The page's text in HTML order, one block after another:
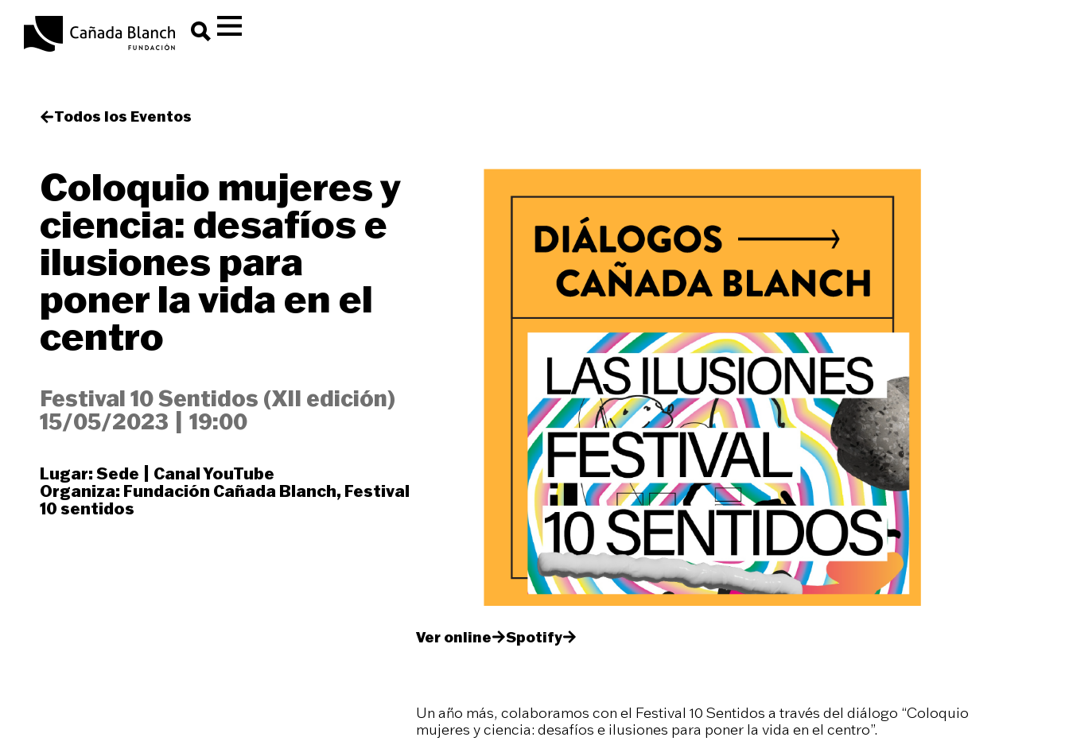
Todos los Eventos
Coloquio mujeres y
ciencia: desafíos e
ilusiones para
poner la vida en el
centro
Festival 10 Sentidos (XII edición)
15/05/2023
19:00
Lugar: Sede
Canal YouTube
Organiza: Fundación Cañada Blanch, Festival
10 sentidos
Ver online Spotify
Un año más, colaboramos con el Festival 10 Sentidos a través del diálogo “Coloquio
mujeres y ciencia: desafíos e ilusiones para poner la vida en el centro”.